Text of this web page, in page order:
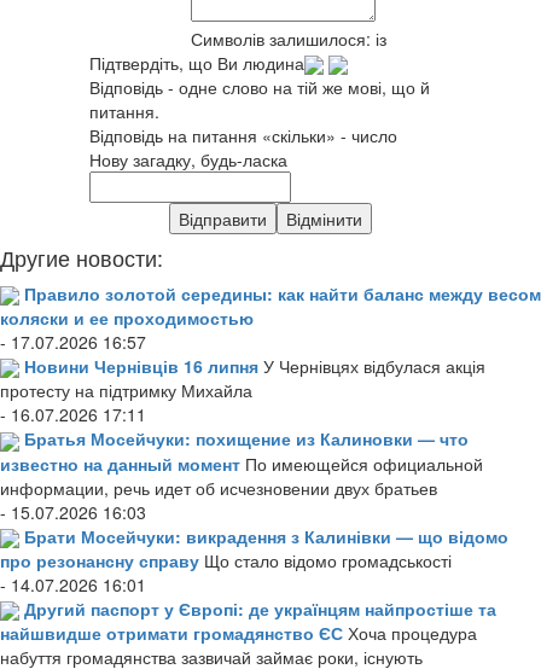
Символів залишилося: із
Підтвердіть, що Ви людина
Відповідь - одне слово на тій же мові, що й
питання.
Відповідь на питання «скільки» - число
Нову загадку, будь-ласка
Другие новости:
Правило золотой середины: как найти баланс между весом
коляски и ее проходимостью
- 17.07.2026 16:57
Новини Чернівців 16 липня У Чернівцях відбулася акція
протесту на підтримку Михайла
- 16.07.2026 17:11
Братья Мосейчуки: похищение из Калиновки — что
известно на данный момент По имеющейся официальной
информации, речь идет об исчезновении двух братьев
- 15.07.2026 16:03
Брати Мосейчуки: викрадення з Калинівки — що відомо
про резонансну справу Що стало відомо громадськості
- 14.07.2026 16:01
Другий паспорт у Європі: де українцям найпростіше та
найшвидше отримати громадянство ЄС Хоча процедура
набуття громадянства зазвичай займає роки, існують